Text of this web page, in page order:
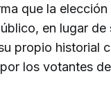
que la
en lugar de
propio historial
los votantes